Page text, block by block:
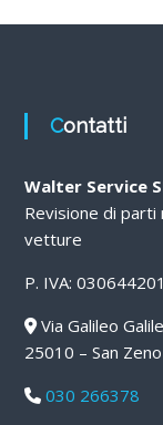
Contatti
Walter Service
Revisione di parti
vetture
P. IVA:
Via Galileo
25010 – San
030 266378